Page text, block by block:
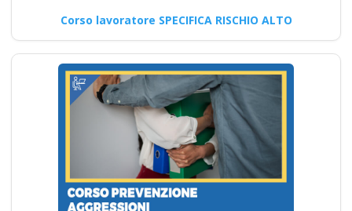
Corso lavoratore SPECIFICA RISCHIO ALTO